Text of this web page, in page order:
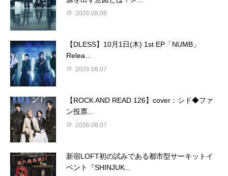
2026.08.08
【DLESS】10月1日(木) 1st EP「NUMB」
Relea...
2026.08.07
【ROCK AND READ 126】cover：シド◆ファ
ン投票...
2026.08.07
新宿LOFT初の試みである都市型サーキットイ
ベント『SHINJUK...